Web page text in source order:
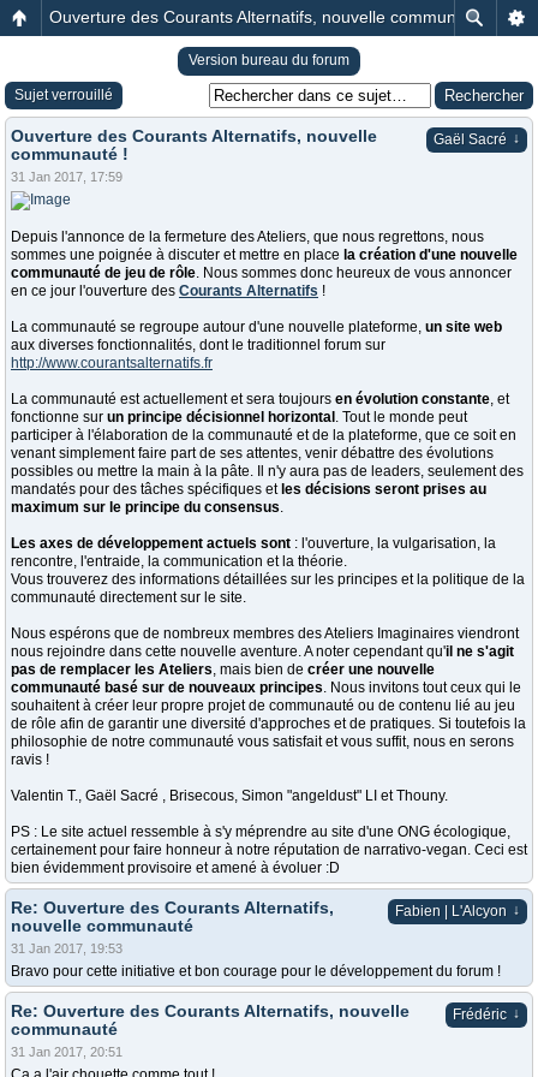
Ouverture des Courants Alternatifs, nouvelle communauté !
Version bureau du forum
Sujet verrouillé
Gaël Sacré ↓
Ouverture des Courants Alternatifs, nouvelle
communauté !
31 Jan 2017, 17:59
Depuis l'annonce de la fermeture des Ateliers, que nous regrettons, nous
sommes une poignée à discuter et mettre en place la création d'une nouvelle
communauté de jeu de rôle. Nous sommes donc heureux de vous annoncer
en ce jour l'ouverture des Courants Alternatifs !
La communauté se regroupe autour d'une nouvelle plateforme, un site web
aux diverses fonctionnalités, dont le traditionnel forum sur
http://www.courantsalternatifs.fr
La communauté est actuellement et sera toujours en évolution constante, et
fonctionne sur un principe décisionnel horizontal . Tout le monde peut
participer à l'élaboration de la communauté et de la plateforme, que ce soit en
venant simplement faire part de ses attentes, venir débattre des évolutions
possibles ou mettre la main à la pâte. Il n'y aura pas de leaders, seulement des
mandatés pour des tâches spécifiques et les décisions seront prises au
maximum sur le principe du consensus.
Les axes de développement actuels sont : l'ouverture, la vulgarisation, la
rencontre, l'entraide, la communication et la théorie.
Vous trouverez des informations détaillées sur les principes et la politique de la
communauté directement sur le site.
Nous espérons que de nombreux membres des Ateliers Imaginaires viendront
nous rejoindre dans cette nouvelle aventure. A noter cependant qu'il ne s'agit
pas de remplacer les Ateliers, mais bien de créer une nouvelle
communauté basé sur de nouveaux principes. Nous invitons tout ceux qui le
souhaitent à créer leur propre projet de communauté ou de contenu lié au jeu
de rôle afin de garantir une diversité d'approches et de pratiques. Si toutefois la
philosophie de notre communauté vous satisfait et vous suffit, nous en serons
ravis !
Valentin T., Gaël Sacré , Brisecous, Simon "angeldust" LI et Thouny.
PS : Le site actuel ressemble à s'y méprendre au site d'une ONG écologique,
certainement pour faire honneur à notre réputation de narrativo-vegan. Ceci est
bien évidemment provisoire et amené à évoluer :D
Fabien | L'Alcyon ↓
Re: Ouverture des Courants Alternatifs,
nouvelle communauté
31 Jan 2017, 19:53
Bravo pour cette initiative et bon courage pour le développement du forum !
Frédéric ↓
Re: Ouverture des Courants Alternatifs, nouvelle
communauté
31 Jan 2017, 20:51